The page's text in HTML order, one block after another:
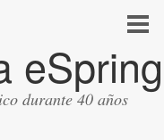
eSpring
durante 40 años